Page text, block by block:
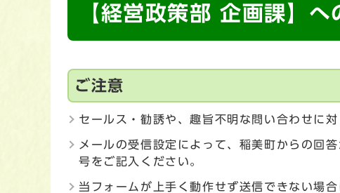
【経営政策部 企画課】
ご注意
セールス・勧誘や、趣旨不明な問い合わせに
メールの受信設定によって、稲美町からの回
号をご記入ください。
当フォームが上手く動作せず送信できない場